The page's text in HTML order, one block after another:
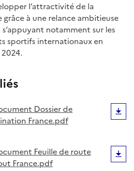
l’attractivité de la
à une relance ambitieuse
notamment sur les
sportifs internationaux en
Dossier de
France.pdf
Feuille de route
France.pdf